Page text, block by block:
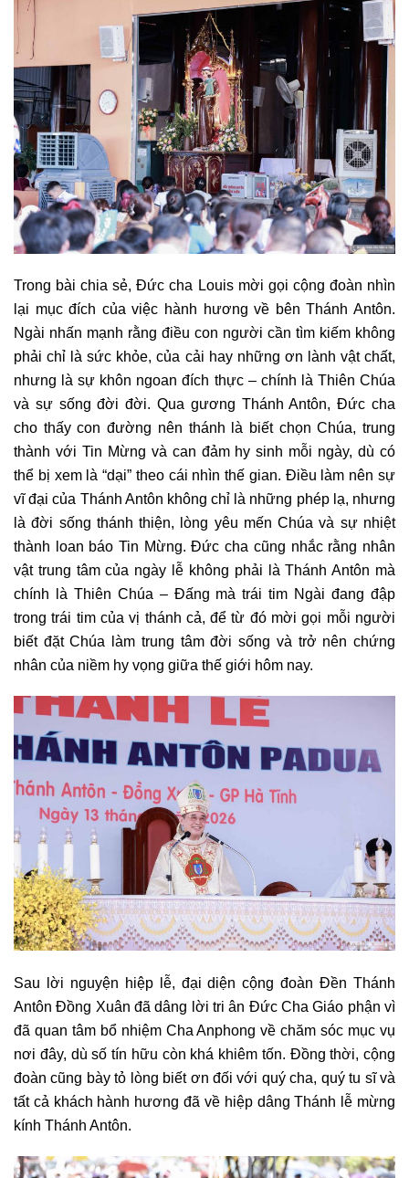
Trong bài chia sẻ, Đức cha Louis mời gọi cộng đoàn nhìn
lại mục đích của việc hành hương về bên Thánh Antôn.
Ngài nhấn mạnh rằng điều con người cần tìm kiếm không
phải chỉ là sức khỏe, của cải hay những ơn lành vật chất,
nhưng là sự khôn ngoan đích thực – chính là Thiên Chúa
và sự sống đời đời. Qua gương Thánh Antôn, Đức cha
cho thấy con đường nên thánh là biết chọn Chúa, trung
thành với Tin Mừng và can đảm hy sinh mỗi ngày, dù có
thể bị xem là “dại” theo cái nhìn thế gian. Điều làm nên sự
vĩ đại của Thánh Antôn không chỉ là những phép lạ, nhưng
là đời sống thánh thiện, lòng yêu mến Chúa và sự nhiệt
thành loan báo Tin Mừng. Đức cha cũng nhắc rằng nhân
vật trung tâm của ngày lễ không phải là Thánh Antôn mà
chính là Thiên Chúa – Đấng mà trái tim Ngài đang đập
trong trái tim của vị thánh cả, để từ đó mời gọi mỗi người
biết đặt Chúa làm trung tâm đời sống và trở nên chứng
nhân của niềm hy vọng giữa thế giới hôm nay.
Sau lời nguyện hiệp lễ, đại diện cộng đoàn Đền Thánh
Antôn Đồng Xuân đã dâng lời tri ân Đức Cha Giáo phận vì
đã quan tâm bổ nhiệm Cha Anphong về chăm sóc mục vụ
nơi đây, dù số tín hữu còn khá khiêm tốn. Đồng thời, cộng
đoàn cũng bày tỏ lòng biết ơn đối với quý cha, quý tu sĩ và
tất cả khách hành hương đã về hiệp dâng Thánh lễ mừng
kính Thánh Antôn.